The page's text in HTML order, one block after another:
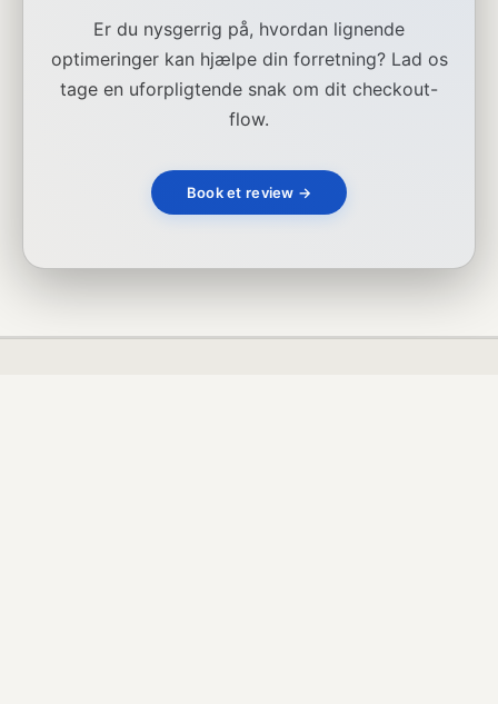
Er du nysgerrig på, hvordan lignende
optimeringer kan hjælpe din forretning? Lad os
tage en uforpligtende snak om dit checkout-
flow.
Book et review →